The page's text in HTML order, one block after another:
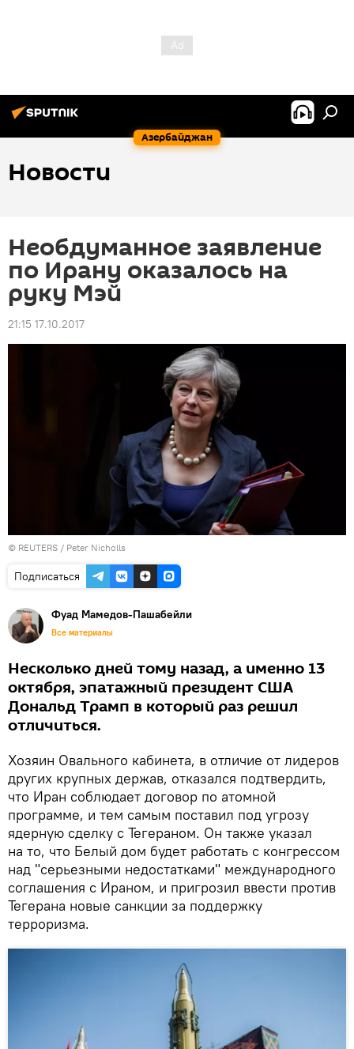
Азербайджан
Новости
Необдуманное заявление
по Ирану оказалось на
руку Мэй
21:15 17.10.2017
© REUTERS / Peter Nicholls
Подписаться
Фуад Мамедов-Пашабейли
Все материалы
Несколько дней тому назад, а именно 13
октября, эпатажный президент США
Дональд Трамп в который раз решил
отличиться.
Хозяин Овального кабинета, в отличие от лидеров
других крупных держав, отказался подтвердить,
что Иран соблюдает договор по атомной
программе, и тем самым поставил под угрозу
ядерную сделку с Тегераном. Он также указал
на то, что Белый дом будет работать с конгрессом
над "серьезными недостатками" международного
соглашения с Ираном, и пригрозил ввести против
Тегерана новые санкции за поддержку
терроризма.